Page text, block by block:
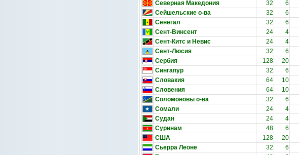
Северная Македония 32 6
Сейшельские о-ва
32 6
Сенегал 32 6
Сент-Винсент 24 4
Сент-Китс и Невис 24 4
Сент-Люсия 32 6
Сербия
128 20
Сингапур 32 6
Словакия 64 10
Словения 64 10
Соломоновы о-ва 32 6
Сомали 24 4
Судан
24 4
Суринам
48 6
США 128 20
Сьерра Леоне 32 6